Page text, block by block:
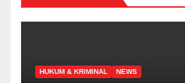
HUKUM & KRIMINAL NEWS